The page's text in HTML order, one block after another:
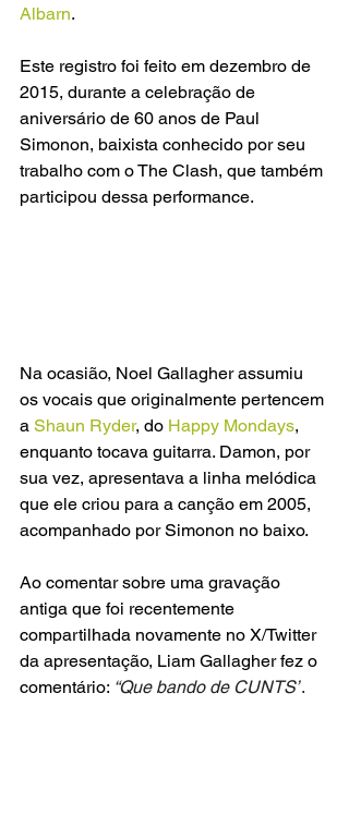
Albarn.
Este registro foi feito em dezembro de
2015, durante a celebração de
aniversário de 60 anos de Paul
Simonon, baixista conhecido por seu
trabalho com o The Clash, que também
participou dessa performance.
Na ocasião, Noel Gallagher assumiu
os vocais que originalmente pertencem
a Shaun Ryder, do Happy Mondays,
enquanto tocava guitarra. Damon, por
sua vez, apresentava a linha melódica
que ele criou para a canção em 2005,
acompanhado por Simonon no baixo.
Ao comentar sobre uma gravação
antiga que foi recentemente
compartilhada novamente no X/Twitter
da apresentação, Liam Gallagher fez o
comentário: “Que bando de CUNTS”.